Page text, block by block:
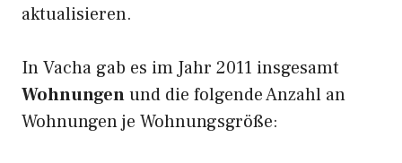
aktualisieren.
In Vacha gab es im Jahr 2011 insgesamt
Wohnungenund die folgende Anzahl an
Wohnungen je Wohnungsgröße: